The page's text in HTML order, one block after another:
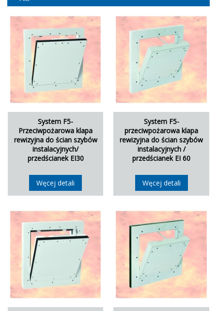
System F5-
Przeciwpożarowa klapa
rewizyjna do ścian szybów
instalacyjnych/
przedścianek EI30
Węcej detali
System F5-
przeciwpożarowa klapa
rewizyjna do ścian szybów
instalacyjnych /
przedścianek EI 60
Węcej detali